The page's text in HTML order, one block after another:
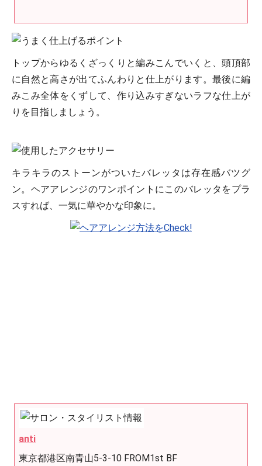
トップからゆるくざっくりと編みこんでいくと、頭頂部
に自然と高さが出てふんわりと仕上がります。最後に編
みこみ全体をくずして、作り込みすぎないラフな仕上が
りを目指しましょう。
キラキラのストーンがついたバレッタは存在感バツグ
ン。ヘアアレンジのワンポイントにこのバレッタをプラ
スすれば、一気に華やかな印象に。
anti
東京都港区南青山5-3-10 FROM1st BF